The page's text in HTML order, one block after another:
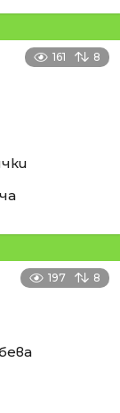
161 8
197 8